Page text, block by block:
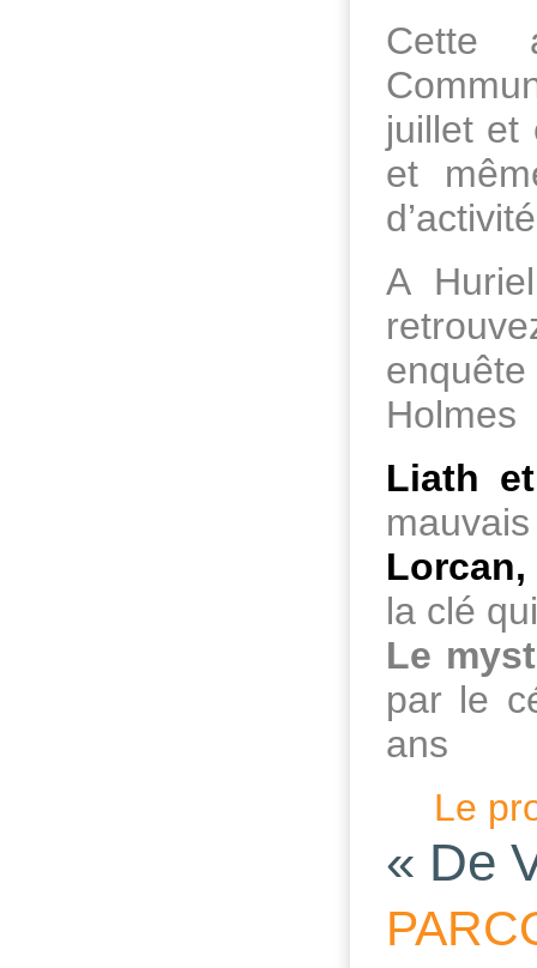
Cette
juillet et
et
A
Holmes
Liath
la clé
Le
par le
ans
Le
« De